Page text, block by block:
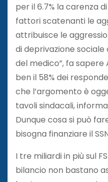
per il 6.7% la carenza
fattori scatenanti le
attribuisce le
di deprivazione
del medico”, fa sapere
ben il 58% dei
che l’argomento è
tavoli sindacali,
Dunque cosa si può
bisogna finanziare il
I tre miliardi in più sul
bilancio non bastano